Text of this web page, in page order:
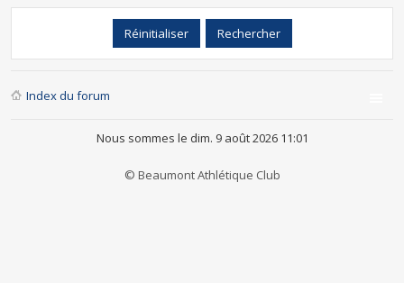
Index du forum
Nous sommes le dim. 9 août 2026 11:01
© Beaumont Athlétique Club